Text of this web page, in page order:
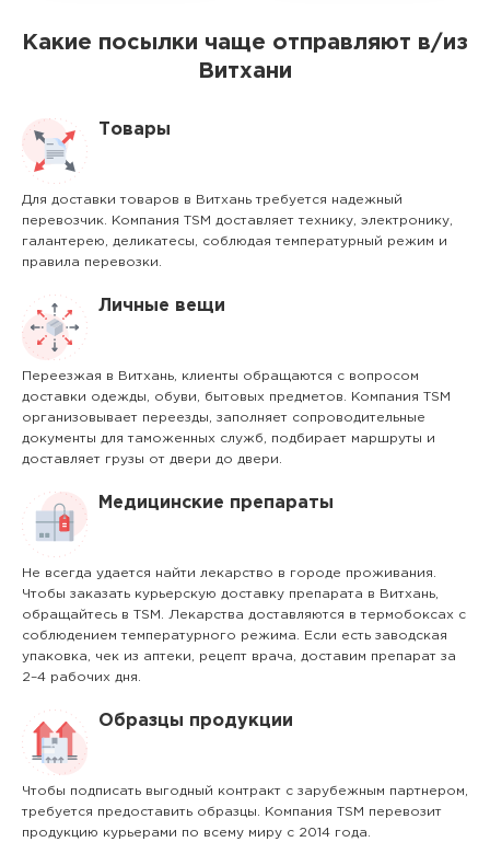
Какие посылки чаще отправляют в/из
Витхани
Товары
Для доставки товаров в Витхань требуется надежный
перевозчик. Компания TSM доставляет технику, электронику,
галантерею, деликатесы, соблюдая температурный режим и
правила перевозки.
Личные вещи
Переезжая в Витхань, клиенты обращаются с вопросом
доставки одежды, обуви, бытовых предметов. Компания TSM
организовывает переезды, заполняет сопроводительные
документы для таможенных служб, подбирает маршруты и
доставляет грузы от двери до двери.
Медицинские препараты
Не всегда удается найти лекарство в городе проживания.
Чтобы заказать курьерскую доставку препарата в Витхань,
обращайтесь в TSM. Лекарства доставляются в термобоксах с
соблюдением температурного режима. Если есть заводская
упаковка, чек из аптеки, рецепт врача, доставим препарат за
2–4 рабочих дня.
Образцы продукции
Чтобы подписать выгодный контракт с зарубежным партнером,
требуется предоставить образцы. Компания TSM перевозит
продукцию курьерами по всему миру с 2014 года.